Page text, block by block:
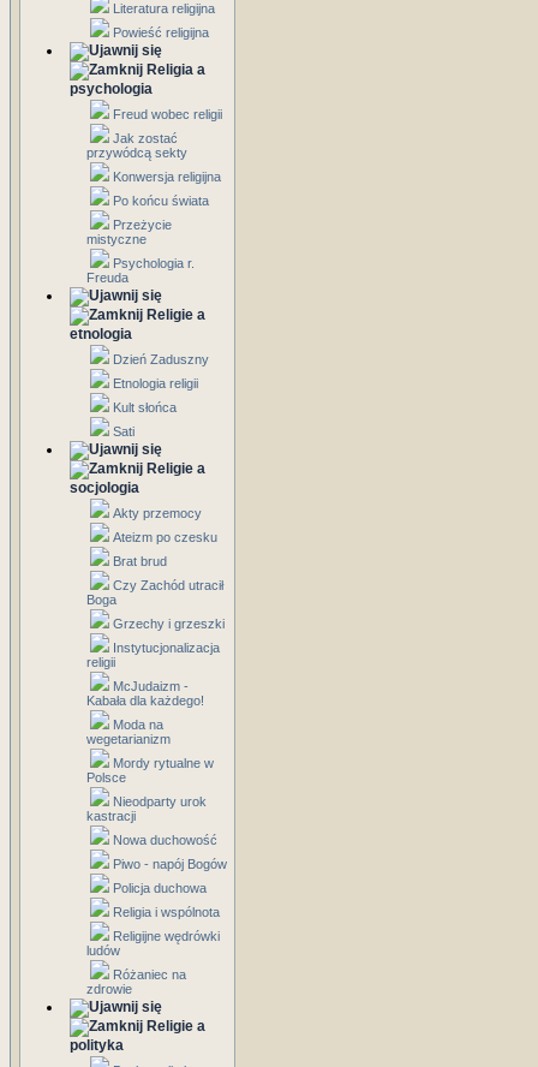
Literatura religijna
Powieść religijna
Religia a
psychologia
Freud wobec religii
Jak zostać
przywódcą sekty
Konwersja religijna
Po końcu świata
Przeżycie
mistyczne
Psychologia r.
Freuda
Religie a
etnologia
Dzień Zaduszny
Etnologia religii
Kult słońca
Sati
Religie a
socjologia
Akty przemocy
Ateizm po czesku
Brat brud
Czy Zachód utracił
Boga
Grzechy i grzeszki
Instytucjonalizacja
religii
McJudaizm -
Kabała dla każdego!
Moda na
wegetarianizm
Mordy rytualne w
Polsce
Nieodparty urok
kastracji
Nowa duchowość
Piwo - napój Bogów
Policja duchowa
Religia i wspólnota
Religijne wędrówki
ludów
Różaniec na
zdrowie
Religie a
polityka